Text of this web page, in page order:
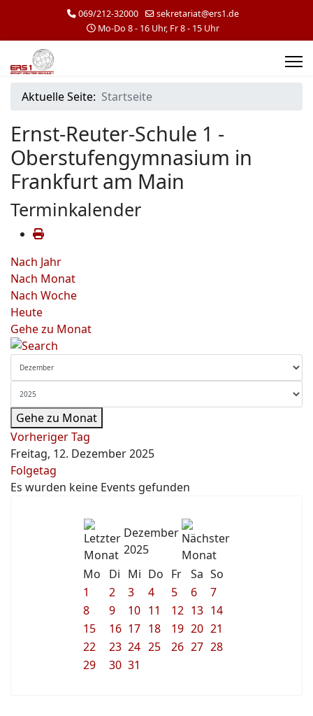
069/212-32000
sekretariat@ers1.de
Mo-Do 8 - 16 Uhr, Fr 8 - 15 Uhr
Aktuelle Seite: Startseite
Ernst-Reuter-Schule 1 -
Oberstufengymnasium in
Frankfurt am Main
Terminkalender
Nach Jahr
Nach Monat
Nach Woche
Heute
Gehe zu Monat
Gehe zu Monat
Vorheriger Tag
Freitag, 12. Dezember 2025
Folgetag
Es wurden keine Events gefunden
Dezember
2025
Mo
Di Mi Do Fr Sa So
1
2 3 4 5 6
7
8
9 10 11 12 13 14
15
16 17 18 19 20 21
22
23 24 25 26 27 28
29
30 31